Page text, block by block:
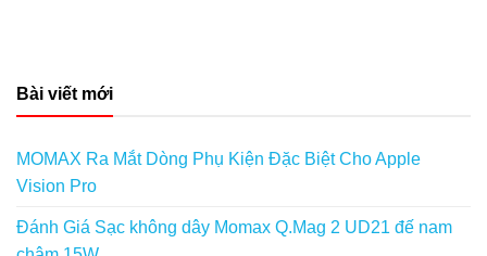
Bài viết mới
MOMAX Ra Mắt Dòng Phụ Kiện Đặc Biệt Cho Apple
Vision Pro
Đánh Giá Sạc không dây Momax Q.Mag 2 UD21 đế nam